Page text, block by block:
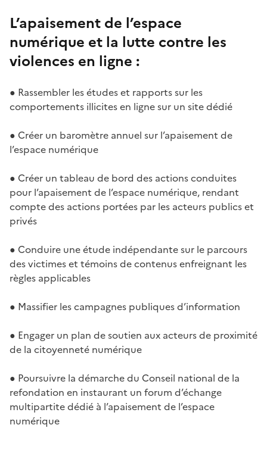
L’apaisement de l’espace
numérique et la lutte contre les
violences en ligne :
● Rassembler les études et rapports sur les
comportements illicites en ligne sur un site dédié
● Créer un baromètre annuel sur l’apaisement de
l’espace numérique
● Créer un tableau de bord des actions conduites
pour l’apaisement de l’espace numérique, rendant
compte des actions portées par les acteurs publics et
privés
● Conduire une étude indépendante sur le parcours
des victimes et témoins de contenus enfreignant les
règles applicables
● Massifier les campagnes publiques d’information
● Engager un plan de soutien aux acteurs de proximité
de la citoyenneté numérique
● Poursuivre la démarche du Conseil national de la
refondation en instaurant un forum d’échange
multipartite dédié à l’apaisement de l’espace
numérique